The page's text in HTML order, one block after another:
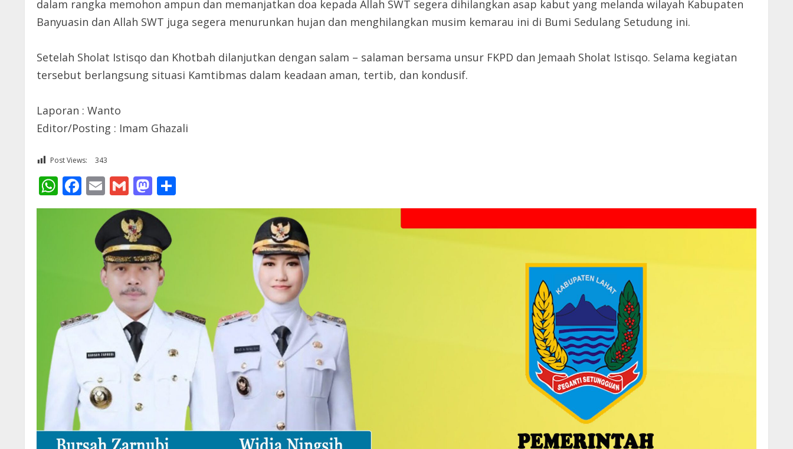
dalam rangka memohon ampun dan memanjatkan doa kepada Allah SWT segera dihilangkan asap kabut yang melanda wilayah Kabupaten
Banyuasin dan Allah SWT juga segera menurunkan hujan dan menghilangkan musim kemarau ini di Bumi Sedulang Setudung ini.
Setelah Sholat Istisqo dan Khotbah dilanjutkan dengan salam – salaman bersama unsur FKPD dan Jemaah Sholat Istisqo. Selama kegiatan
tersebut berlangsung situasi Kamtibmas dalam keadaan aman, tertib, dan kondusif.
Laporan : Wanto
Editor/Posting : Imam Ghazali
Post Views: 343
WhatsApp
Facebook
EmailGmailMastodon